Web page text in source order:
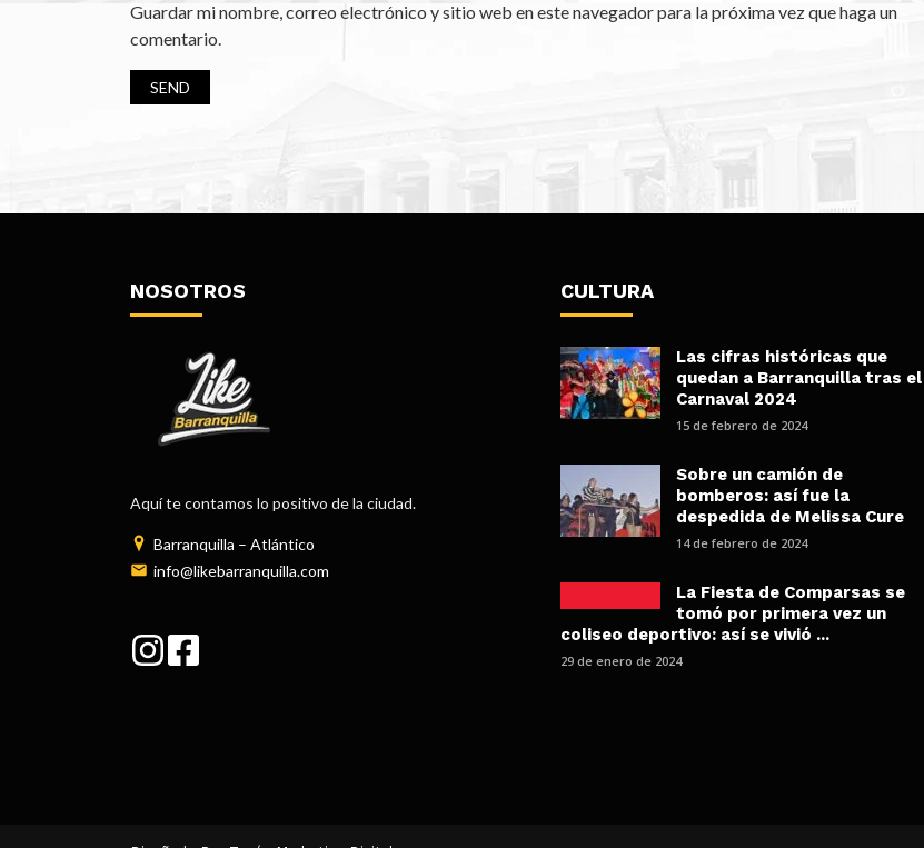
Guardar mi nombre, correo electrónico y sitio web en este navegador para la próxima vez que haga un
comentario.
NOSOTROS
Aquí te contamos lo positivo de la ciudad.
Barranquilla – Atlántico
info@likebarranquilla.com
CULTURA
Las cifras históricas que
quedan a Barranquilla tras el
Carnaval 2024
15 de febrero de 2024
Sobre un camión de
bomberos: así fue la
despedida de Melissa Cure
14 de febrero de 2024
La Fiesta de Comparsas se
tomó por primera vez un
coliseo deportivo: así se vivió ...
29 de enero de 2024